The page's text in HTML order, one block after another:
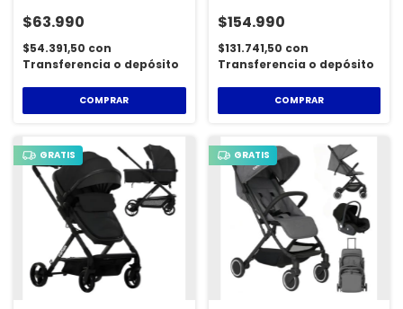
$63.990
$54.391,50 con
Transferencia o depósito
COMPRAR
$154.990
$131.741,50 con
Transferencia o depósito
COMPRAR
GRATIS GRATIS